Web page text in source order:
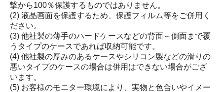
撃から100％保護するものではありません。
(2) 液晶画面を保護するため、保護フィルム等をご併用く
ださい。
(3) 他社製の薄手のハードケースなどの背面～側面まで覆
うタイプのケースであれば収納可能です。
(4) 他社製の厚みのあるケースやシリコン製などの滑りの
悪いタイプのケースの場合は併用はできない場合がござ
います。
(5) お客様のモニター環境により、実物と色合いやイメー